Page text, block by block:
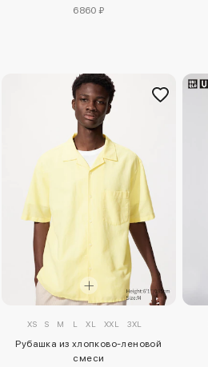
6860 ₽
XS S M L XL XXL 3XL
Рубашка из хлопково-леновой
смеси